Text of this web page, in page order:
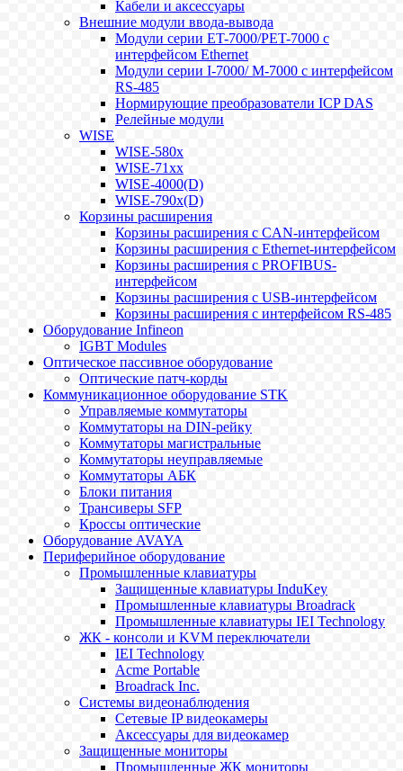
Кабели и аксессуары
Внешние модули ввода-вывода
Модули серии ET-7000/PET-7000 с
интерфейсом Ethernet
Модули серии I-7000/ M-7000 с интерфейсом
RS-485
Нормирующие преобразователи ICP DAS
Релейные модули
WISE
WISE-580x
WISE-71xx
WISE-4000(D)
WISE-790x(D)
Корзины расширения
Корзины расширения с CAN-интерфейсом
Корзины расширения с Ethernet-интерфейсом
Корзины расширения с PROFIBUS-
интерфейсом
Корзины расширения с USB-интерфейсом
Корзины расширения с интерфейсом RS-485
Оборудование Infineon
IGBT Modules
Оптическое пассивное оборудование
Оптические патч-корды
Коммуникационное оборудование STK
Управляемые коммутаторы
Коммутаторы на DIN-рейку
Коммутаторы магистральные
Коммутаторы неуправляемые
Коммутаторы АБК
Блоки питания
Трансиверы SFP
Кроссы оптические
Оборудование AVAYA
Периферийное оборудование
Промышленные клавиатуры
Защищенные клавиатуры InduKey
Промышленные клавиатуры Broadrack
Промышленные клавиатуры IEI Technology
ЖК - консоли и KVM переключатели
IEI Technology
Acme Portable
Broadrack Inc.
Системы видеонаблюдения
Сетевые IP видеокамеры
Аксессуары для видеокамер
Защищенные мониторы
Промышленные ЖК мониторы